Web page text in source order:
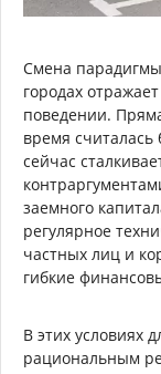
Смена
городах
поведении.
время
сейчас
заемного
регулярное
частных лиц и
гибкие
В этих условиях
рациональным